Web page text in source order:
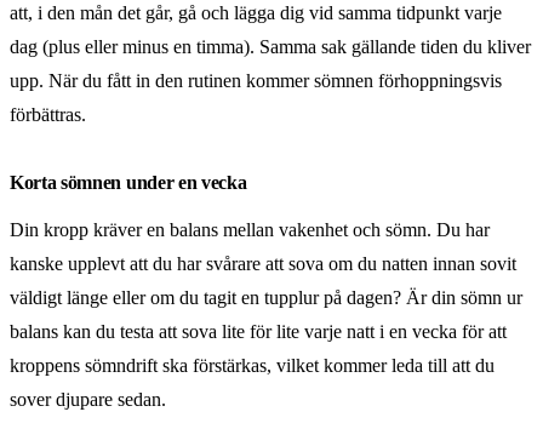
att, i den mån det går, gå och lägga dig vid samma tidpunkt varje
dag (plus eller minus en timma). Samma sak gällande tiden du kliver
upp. När du fått in den rutinen kommer sömnen förhoppningsvis
förbättras.
Korta sömnen under en vecka
Din kropp kräver en balans mellan vakenhet och sömn. Du har
kanske upplevt att du har svårare att sova om du natten innan sovit
väldigt länge eller om du tagit en tupplur på dagen? Är din sömn ur
balans kan du testa att sova lite för lite varje natt i en vecka för att
kroppens sömndrift ska förstärkas, vilket kommer leda till att du
sover djupare sedan.